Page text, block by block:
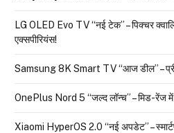
LG OLED Evo TV “नई टेक” – पिक्चर
एक्सपीरियंस!
Samsung 8K Smart TV “आज डील” –
OnePlus Nord 5 “जल्द लॉन्च” – मिड-रेंज में
Xiaomi HyperOS 2.0 “नई अपडेट” –